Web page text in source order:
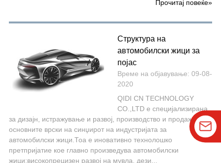
Прочитај повеќе»
Структура на
автомобилски жици за
појас
Време на објавување: 09-08-
2020
QIDI CN TECHNOLOGY
CO.,LTD е специјализирана
за дизајн, истражување и развој, производство и продажба на
основните врски на синџирот на индустријата за
автомобилски жици.Тоа е иновативно технолошко
претпријатие кое главно произведува автомобилски
жици;високопрецизен развој на мувла, дези...